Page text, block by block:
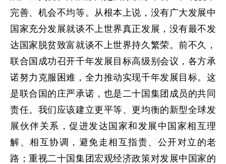
完善、机会不均等。从根本上说，没有广大发展中
国家充分发展就谈不上世界真正发展，没有最不发
达国家脱贫致富就谈不上世界持久繁荣。前不久，
联合国成功召开千年发展目标高级别会议，各方承
诺努力克服困难，全力推动实现千年发展目标。这
是联合国的庄严承诺，也是二十国集团成员的共同
责任。我们应该建立更平等、更均衡的新型全球发
展伙伴关系，促进发达国家和发展中国家相互理
解、相互协调，避免走相互指责、公开对立的老
路；重视二十国集团宏观经济政策对发展中国家的